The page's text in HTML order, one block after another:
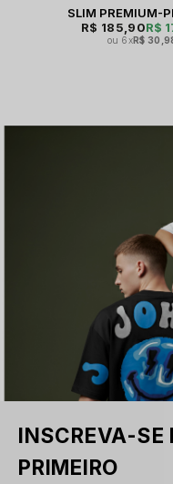
SLIM PREMIUM-
R$
R$ 185,90
6xR$
INSCREVA-SE
PRIMEIRO